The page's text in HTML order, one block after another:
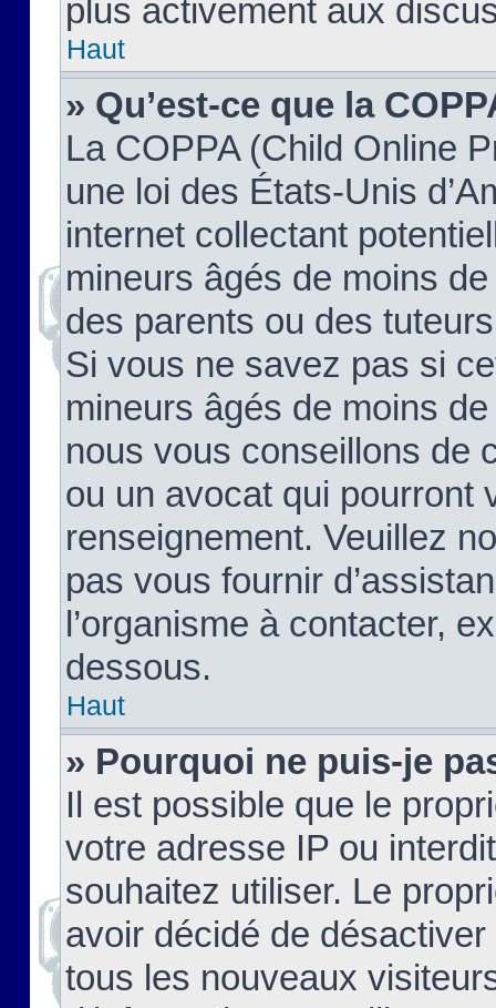
plus activement aux
Haut
» Qu’est-ce que la
La COPPA (Child Online
une loi des États-Unis
internet collectant
mineurs âgés de moins
des parents ou des
Si vous ne savez pas si
mineurs âgés de moins
nous vous conseillons de
ou un avocat qui pourront
renseignement. Veuillez
pas vous fournir
l’organisme à contacter,
dessous.
Haut
» Pourquoi ne puis-je
Il est possible que le
votre adresse IP ou
souhaitez utiliser. Le
avoir décidé de
tous les nouveaux